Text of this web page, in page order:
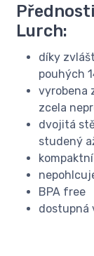
Lurch:
díky
pouhých
vyrobena
zcela
dvojitá
studený
BPA free
dostupná